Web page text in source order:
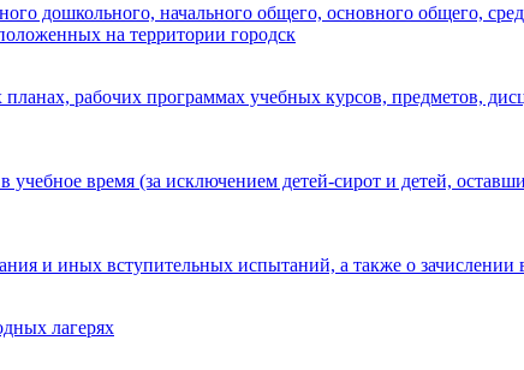
дошкольного, начального общего, основного общего,
на территории городск
рабочих программах учебных курсов, предметов,
время (за исключением детей-сирот и детей,
и иных вступительных испытаний, а также о зачислении
лагерях